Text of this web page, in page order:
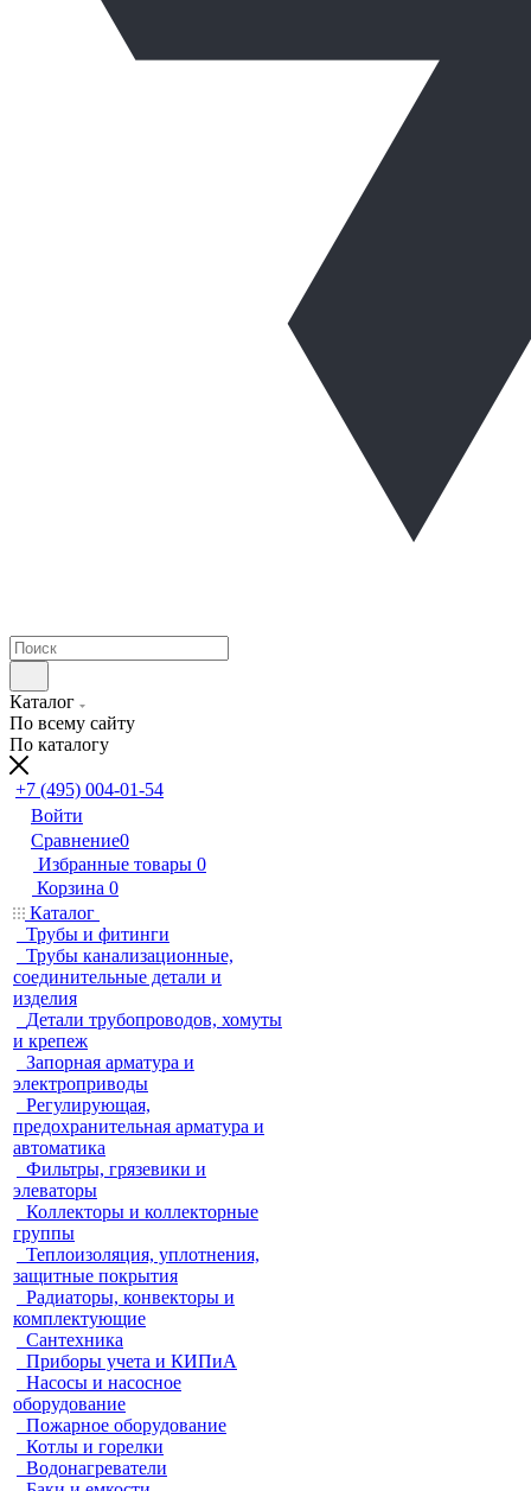
Каталог
По всему сайту
По каталогу
+7 (495) 004-01-54
Войти
Сравнение0
Избранные товары 0
Корзина 0
Каталог
Трубы и фитинги
Трубы канализационные,
соединительные детали и
изделия
Детали трубопроводов, хомуты
и крепеж
Запорная арматура и
электроприводы
Регулирующая,
предохранительная арматура и
автоматика
Фильтры, грязевики и
элеваторы
Коллекторы и коллекторные
группы
Теплоизоляция, уплотнения,
защитные покрытия
Радиаторы, конвекторы и
комплектующие
Сантехника
Приборы учета и КИПиА
Насосы и насосное
оборудование
Пожарное оборудование
Котлы и горелки
Водонагреватели